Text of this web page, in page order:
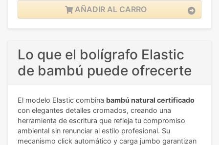
AÑADIR AL CARRO
Lo que el bolígrafo Elastic
de bambú puede ofrecerte
El modelo Elastic combina bambú natural certificado
con elegantes detalles cromados, creando una
herramienta de escritura que refleja tu compromiso
ambiental sin renunciar al estilo profesional. Su
mecanismo click automático y carga jumbo garantizan